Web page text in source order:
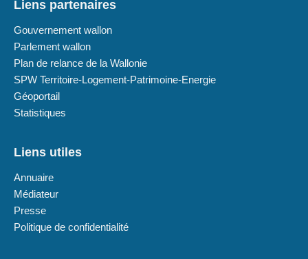
Liens partenaires
Gouvernement wallon
Parlement wallon
Plan de relance de la Wallonie
SPW Territoire-Logement-Patrimoine-Energie
Géoportail
Statistiques
Liens utiles
Annuaire
Médiateur
Presse
Politique de confidentialité